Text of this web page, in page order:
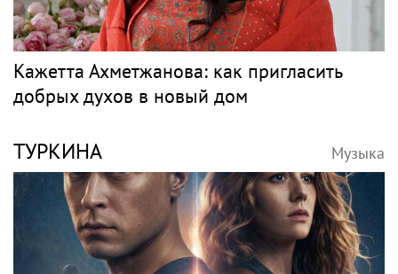
Кажетта Ахметжанова: как пригласить
добрых духов в новый дом
ТУРКИНА Музыка